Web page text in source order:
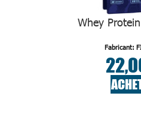
Whey
Fabricant: